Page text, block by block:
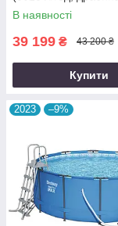
В наявності
39 199 ₴ 43 200 ₴
Купити
2023 –9%